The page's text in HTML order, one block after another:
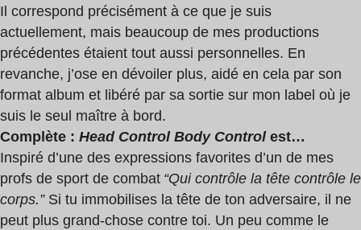
Il correspond précisément à ce que je suis
actuellement, mais beaucoup de mes productions
précédentes étaient tout aussi personnelles. En
revanche, j’ose en dévoiler plus, aidé en cela par son
format album et libéré par sa sortie sur mon label où je
suis le seul maître à bord.
Compl ète : Head Control Body Controlest…
Inspiré d’une des expressions favorites d’un de mes
profs de sport de combat “Qui contrôle la tête contrôle le
corps.” Si tu immobilises la tête de ton adversaire, il ne
peut plus grand-chose contre toi. Un peu comme le